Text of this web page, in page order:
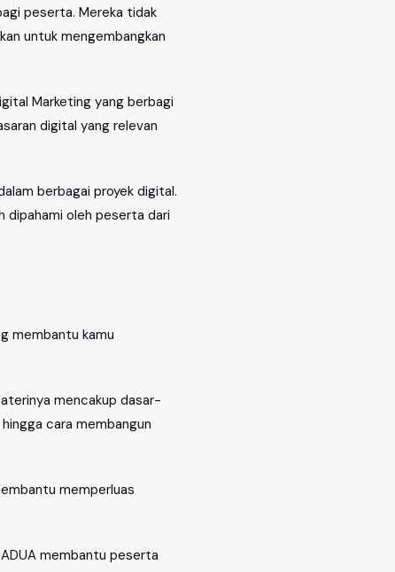
peserta. Mereka tidak
untuk mengembangkan
Marketing yang berbagi
digital yang relevan
berbagai proyek digital.
dipahami oleh peserta dari
membantu kamu
mencakup dasar-
cara membangun
memperluas
membantu peserta